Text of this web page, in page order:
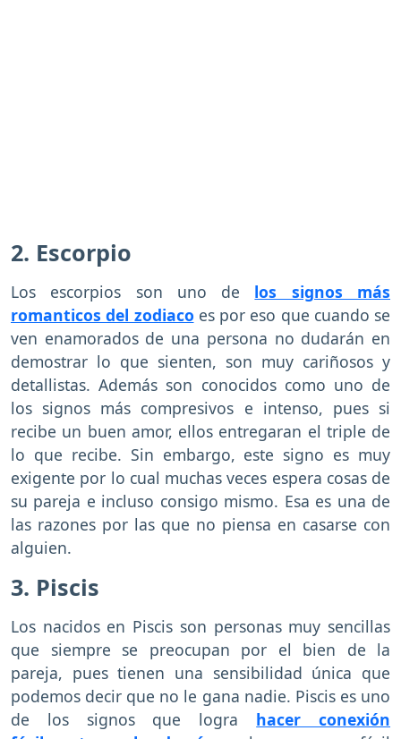
2. Escorpio
Los escorpios son uno de los signos más
romanticos del zodiaco es por eso que cuando se
ven enamorados de una persona no dudarán en
demostrar lo que sienten, son muy cariñosos y
detallistas. Además son conocidos como uno de
los signos más compresivos e intenso, pues si
recibe un buen amor, ellos entregaran el triple de
lo que recibe. Sin embargo, este signo es muy
exigente por lo cual muchas veces espera cosas de
su pareja e incluso consigo mismo. Esa es una de
las razones por las que no piensa en casarse con
alguien.
3. Piscis
Los nacidos en Piscis son personas muy sencillas
que siempre se preocupan por el bien de la
pareja, pues tienen una sensibilidad única que
podemos decir que no le gana nadie. Piscis es uno
de los signos que logra hacer conexión